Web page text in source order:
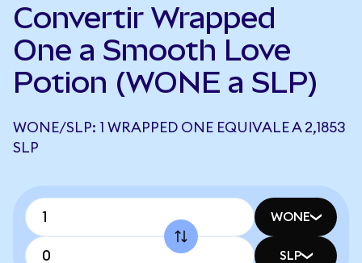
Convertir Wrapped
One a Smooth Love
Potion (WONE a SLP)
WONE/SLP: 1 WRAPPED ONE EQUIVALE A 2,1853
SLP
WONE
SLP